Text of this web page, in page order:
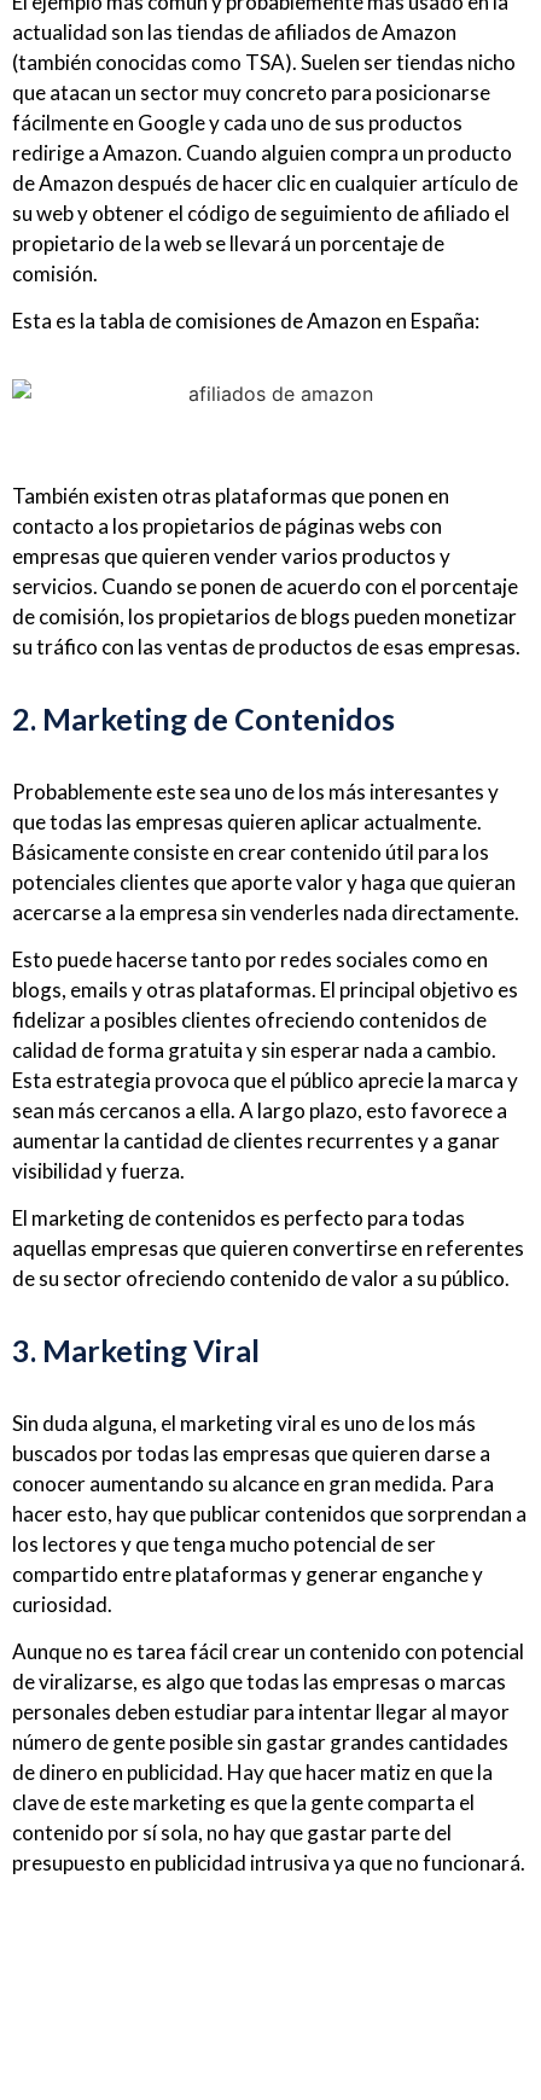
actualidad son las tiendas de afiliados de Amazon
(también conocidas como TSA). Suelen ser tiendas nicho
que atacan un sector muy concreto para posicionarse
fácilmente en Google y cada uno de sus productos
redirige a Amazon. Cuando alguien compra un producto
de Amazon después de hacer clic en cualquier artículo de
su web y obtener el código de seguimiento de afiliado el
propietario de la web se llevará un porcentaje de
comisión.
Esta es la tabla de comisiones de Amazon en España:
También existen otras plataformas que ponen en
contacto a los propietarios de páginas webs con
empresas que quieren vender varios productos y
servicios. Cuando se ponen de acuerdo con el porcentaje
de comisión, los propietarios de blogs pueden monetizar
su tráfico con las ventas de productos de esas empresas.
2. Marketing de Contenidos
Probablemente este sea uno de los más interesantes y
que todas las empresas quieren aplicar actualmente.
Básicamente consiste en crear contenido útil para los
potenciales clientes que aporte valor y haga que quieran
acercarse a la empresa sin venderles nada directamente.
Esto puede hacerse tanto por redes sociales como en
blogs, emails y otras plataformas. El principal objetivo es
fidelizar a posibles clientes ofreciendo contenidos de
calidad de forma gratuita y sin esperar nada a cambio.
Esta estrategia provoca que el público aprecie la marca y
sean más cercanos a ella. A largo plazo, esto favorece a
aumentar la cantidad de clientes recurrentes y a ganar
visibilidad y fuerza.
El marketing de contenidos es perfecto para todas
aquellas empresas que quieren convertirse en referentes
de su sector ofreciendo contenido de valor a su público.
3. Marketing Viral
Sin duda alguna, el marketing viral es uno de los más
buscados por todas las empresas que quieren darse a
conocer aumentando su alcance en gran medida. Para
hacer esto, hay que publicar contenidos que sorprendan a
los lectores y que tenga mucho potencial de ser
compartido entre plataformas y generar enganche y
curiosidad.
Aunque no es tarea fácil crear un contenido con potencial
de viralizarse, es algo que todas las empresas o marcas
personales deben estudiar para intentar llegar al mayor
número de gente posible sin gastar grandes cantidades
de dinero en publicidad. Hay que hacer matiz en que la
clave de este marketing es que la gente comparta el
contenido por sí sola, no hay que gastar parte del
presupuesto en publicidad intrusiva ya que no funcionará.